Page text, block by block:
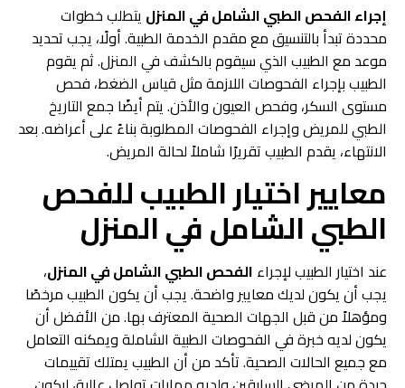
إجراء الفحص الطبي الشامل في المنزل يتطلب خطوات
محددة تبدأ بالتنسيق مع مقدم الخدمة الطبية. أولًا، يجب تحديد
موعد مع الطبيب الذي سيقوم بالكشف في المنزل. ثم يقوم
الطبيب بإجراء الفحوصات اللازمة مثل قياس الضغط، فحص
مستوى السكر، وفحص العيون والأذن. يتم أيضًا جمع التاريخ
الطبي للمريض وإجراء الفحوصات المطلوبة بناءً على أعراضه. بعد
الانتهاء، يقدم الطبيب تقريرًا شاملاً لحالة المريض.
معايير اختيار الطبيب للفحص
الطبي الشامل في المنزل
عند اختيار الطبيب لإجراء الفحص الطبي الشامل في المنزل،
يجب أن يكون لديك معايير واضحة. يجب أن يكون الطبيب مرخصًا
ومؤهلاً من قبل الجهات الصحية المعترف بها. من الأفضل أن
يكون لديه خبرة في الفحوصات الطبية الشاملة ويمكنه التعامل
مع جميع الحالات الصحية. تأكد من أن الطبيب يمتلك تقييمات